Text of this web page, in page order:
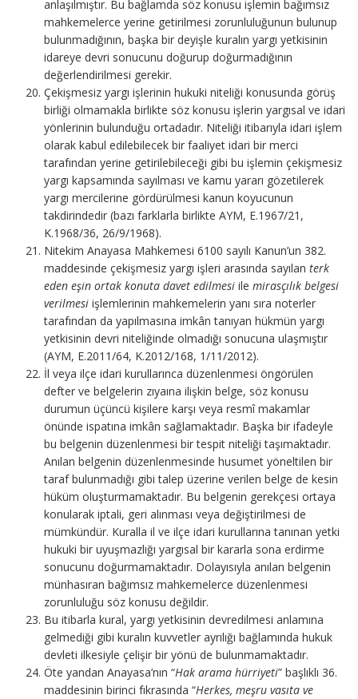
anlaşılmıştır. Bu bağlamda söz konusu işlemin bağımsız
mahkemelerce yerine getirilmesi zorunluluğunun bulunup
bulunmadığının, başka bir deyişle kuralın yargı yetkisinin
idareye devri sonucunu doğurup doğurmadığının
değerlendirilmesi gerekir.
Çekişmesiz yargı işlerinin hukuki niteliği konusunda görüş
birliği olmamakla birlikte söz konusu işlerin yargısal ve idari
yönlerinin bulunduğu ortadadır. Niteliği itibarıyla idari işlem
olarak kabul edilebilecek bir faaliyet idari bir merci
tarafından yerine getirilebileceği gibi bu işlemin çekişmesiz
yargı kapsamında sayılması ve kamu yararı gözetilerek
yargı mercilerine gördürülmesi kanun koyucunun
takdirindedir (bazı farklarla birlikte AYM, E.1967/21,
K.1968/36, 26/9/1968).
Nitekim Anayasa Mahkemesi 6100 sayılı Kanun’un 382.
maddesinde çekişmesiz yargı işleri arasında sayılan terk
eden eşin ortak konuta davet edilmesi ile mirasçılık belgesi
verilmesi işlemlerinin mahkemelerin yanı sıra noterler
tarafından da yapılmasına imkân tanıyan hükmün yargı
yetkisinin devri niteliğinde olmadığı sonucuna ulaşmıştır
(AYM, E.2011/64, K.2012/168, 1/11/2012).
İl veya ilçe idari kurullarınca düzenlenmesi öngörülen
defter ve belgelerin zıyaına ilişkin belge, söz konusu
durumun üçüncü kişilere karşı veya resmî makamlar
önünde ispatına imkân sağlamaktadır. Başka bir ifadeyle
bu belgenin düzenlenmesi bir tespit niteliği taşımaktadır.
Anılan belgenin düzenlenmesinde husumet yöneltilen bir
taraf bulunmadığı gibi talep üzerine verilen belge de kesin
hüküm oluşturmamaktadır. Bu belgenin gerekçesi ortaya
konularak iptali, geri alınması veya değiştirilmesi de
mümkündür. Kuralla il ve ilçe idari kurullarına tanınan yetki
hukuki bir uyuşmazlığı yargısal bir kararla sona erdirme
sonucunu doğurmamaktadır. Dolayısıyla anılan belgenin
münhasıran bağımsız mahkemelerce düzenlenmesi
zorunluluğu söz konusu değildir.
Bu itibarla kural, yargı yetkisinin devredilmesi anlamına
gelmediği gibi kuralın kuvvetler ayrılığı bağlamında hukuk
devleti ilkesiyle çelişir bir yönü de bulunmamaktadır.
Öte yandan Anayasa’nın “Hak arama hürriyeti” başlıklı 36.
maddesinin birinci fıkrasında “Herkes, meşru vasıta ve